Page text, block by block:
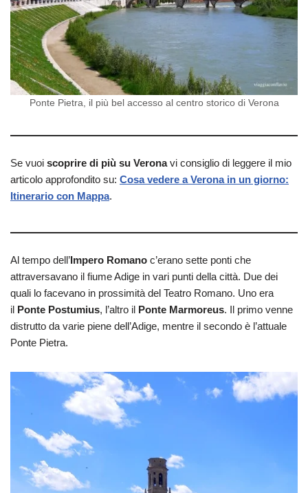
Ponte Pietra, il più bel accesso al centro storico di Verona
Se vuoi scoprire di più su Veronavi consiglio di leggere il mio
articolo approfondito su: Cosa vedere a Verona in un giorno:
Itinerario con Mappa.
Al tempo dell’Impero Romano c’erano sette ponti che
attraversavano il fiume Adige in vari punti della città. Due dei
quali lo facevano in prossimità del Teatro Romano. Uno era
il Ponte Postumius, l’altro il Ponte Marmoreus. Il primo venne
distrutto da varie piene dell’Adige, mentre il secondo è l’attuale
Ponte Pietra.